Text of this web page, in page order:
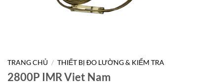
TRANG CHỦ / THIẾT BỊ ĐO LƯỜNG & KIỂM TRA
2800P IMR Viet Nam